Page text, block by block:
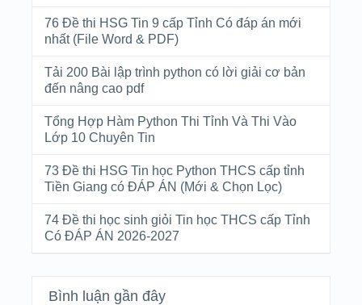
76 Đề thi HSG Tin 9 cấp Tỉnh Có đáp án mới
nhất (File Word & PDF)
Tải 200 Bài lập trình python có lời giải cơ bản
đến nâng cao pdf
Tổng Hợp Hàm Python Thi Tỉnh Và Thi Vào
Lớp 10 Chuyên Tin
73 Đề thi HSG Tin học Python THCS cấp tỉnh
Tiền Giang có ĐÁP ÁN (Mới & Chọn Lọc)
74 Đề thi học sinh giỏi Tin học THCS cấp Tỉnh
Có ĐÁP ÁN 2026-2027
Bình luận gần đây